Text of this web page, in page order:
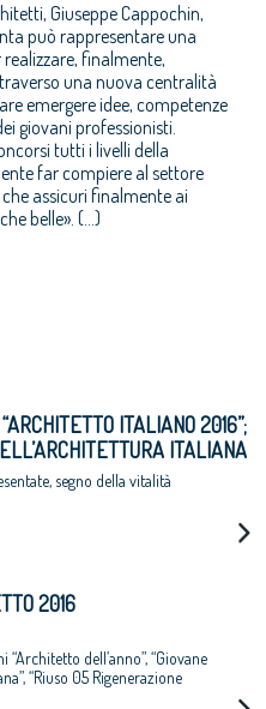
Giuseppe Cappochin,
può rappresentare una
finalmente,
una nuova centralità
emergere idee, competenze
giovani professionisti.
tutti i livelli della
far compiere al settore
assicuri finalmente ai
belle». (...)
ITALIANO 2016”;
ITALIANA
URBANA
segno della vitalità
2016
dell’anno”, “Giovane
“Riuso 05 Rigenerazione